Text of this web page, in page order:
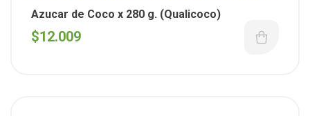
Destacados ,Reposteria, Sin T.A.C.C.
Azucar de Coco x 280 g. (Qualicoco)
$12.009